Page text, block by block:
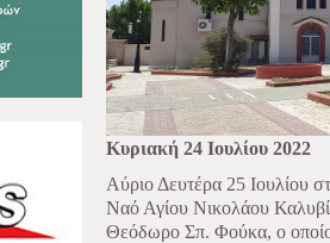
Κυριακή 24 Ιουλίου 2022
Αύριο Δευτέρα 25 Ιουλίου
Ναό Αγίου Νικολάου
Θεόδωρο Σπ. Φούκα, ο